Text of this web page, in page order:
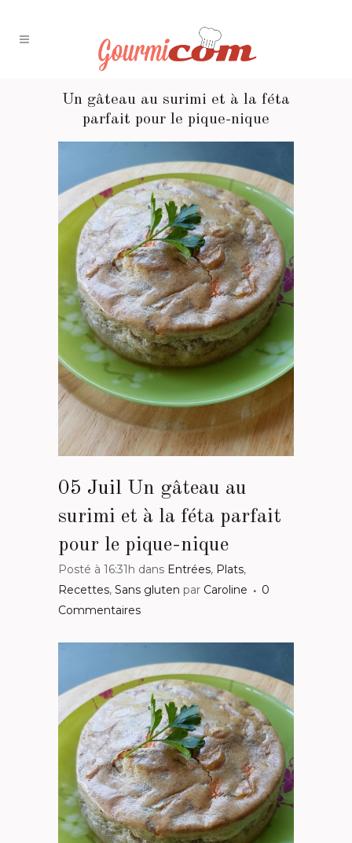
Un gâteau au surimi et à la féta
parfait pour le pique-nique
05 Juil Un gâteau au
surimi et à la féta parfait
pour le pique-nique
Posté à 16:31h dans Entrées, Plats,
Recettes, Sans gluten par Caroline
0
Commentaires